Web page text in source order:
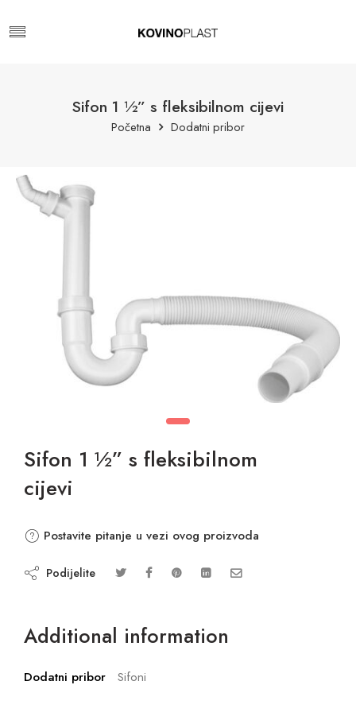
Sifon 1 ½” s fleksibilnom cijevi
Početna Dodatni pribor
Sifon 1 ½” s fleksibilnom
cijevi
Postavite pitanje u vezi ovog proizvoda
Podijelite
Additional information
Dodatni pribor Sifoni